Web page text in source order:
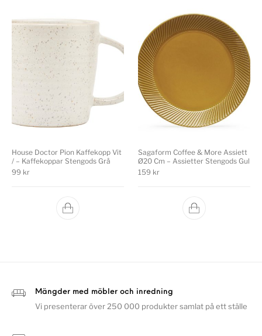
House Doctor Pion Kaffekopp Vit
/ – Kaffekoppar Stengods Grå
99 kr
Sagaform Coffee & More Assiett
Ø20 Cm – Assietter Stengods Gul
159 kr
Mängder med möbler och inredning
Vi presenterar över 250 000 produkter samlat på ett ställe